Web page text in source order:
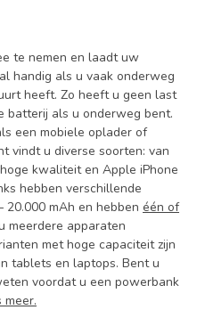
te nemen en laadt uw
handig als u vaak onderweg
heeft. Zo heeft u geen last
batterij als u onderweg bent.
een mobiele oplader of
vindt u diverse soorten: van
kwaliteit en Apple iPhone
hebben verschillende
20.000 mAh en hebben één of
meerdere apparaten
met hoge capaciteit zijn
tablets en laptops. Bent u
voordat u een powerbank
meer.